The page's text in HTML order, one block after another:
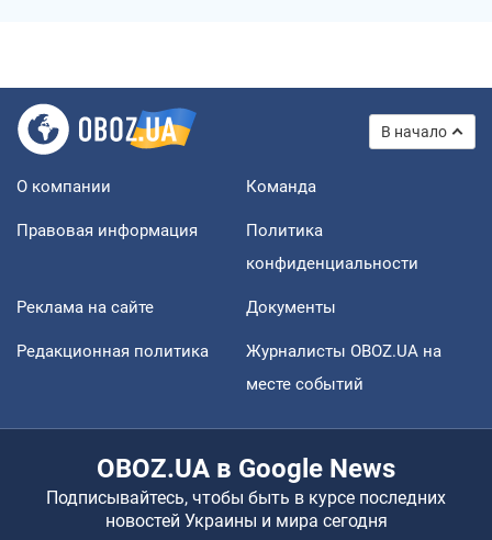
В начало
О компании Команда
Правовая информация
Политика
конфиденциальности
Реклама на сайте Документы
Редакционная политика
Журналисты OBOZ.UA на
месте событий
OBOZ.UA в Google News
Подписывайтесь, чтобы быть в курсе последних
новостей Украины и мира сегодня